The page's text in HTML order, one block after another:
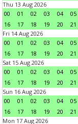
Thu 13 Aug 2026
00
01 02 03 04 05
16
17 18 19 20 21
Fri 14 Aug 2026
00
01 02 03 04 05
16
17 18 19 20 21
Sat 15 Aug 2026
00
01 02 03 04 05
16
17 18 19 20 21
Sun 16 Aug 2026
00
01 02 03 04 05
16
17 18 19 20 21
Mon 17 Aug 2026